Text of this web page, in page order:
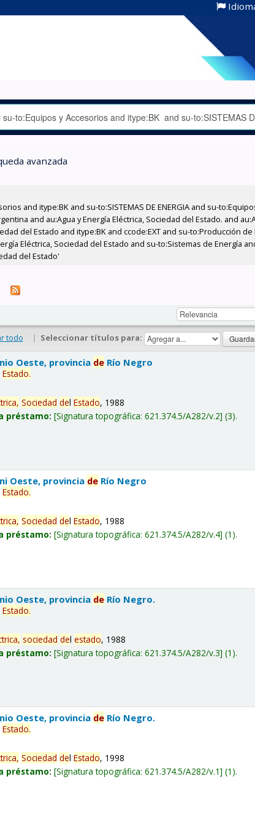
avanzada
and itype:BK and su-to:SISTEMAS DE ENERGIA and su-
and au:Agua y Energía Eléctrica, Sociedad del Estado. and
del Estado and itype:BK and ccode:EXT and su-to:Producción de
Eléctrica, Sociedad del Estado and su-to:Sistemas de Energía
del Estado'
todo | Seleccionar títulos para:
Oeste, provincia de Río Negro
Estado.
Sociedad delEstado, 1988
préstamo: Signatura topográfica:621.374.5/A282/v.2 (3).
Oeste, provincia de Río Negro
Estado.
Sociedad delEstado, 1988
préstamo: Signatura topográfica:621.374.5/A282/v.4 (1).
Oeste, provincia de Río Negro.
Estado.
sociedad delestado, 1988
préstamo: Signatura topográfica:621.374.5/A282/v.3 (1).
Oeste, provincia de Río Negro.
Estado.
Sociedad delEstado, 1998
préstamo: Signatura topográfica:621.374.5/A282/v.1 (1).